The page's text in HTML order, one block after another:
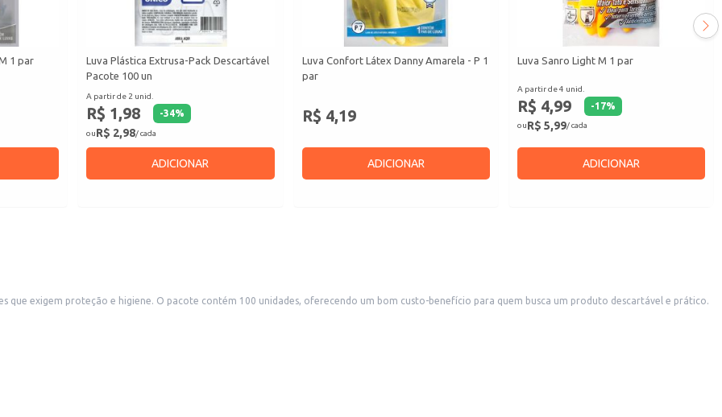
1 par
Luva Plástica Extrusa-Pack Descartável
Pacote 100 un
A partir de 2 unid.
R$ 1,98 -34%
ouR$ 2,98/ cada
ADICIONAR
Luva Confort Látex Danny Amarela - P 1
par
R$ 4,19
ADICIONAR
Luva Sanro Light M 1 par
A partir de 4 unid.
R$ 4,99 -17%
ouR$ 5,99/ cada
ADICIONAR
que exigem proteção e higiene. O pacote contém 100 unidades, oferecendo um bom custo-benefício para quem busca um produto descartável e prático.